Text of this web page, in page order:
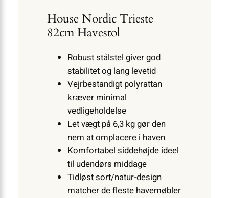
House Nordic Trieste
82cm Havestol
Robust stålstel giver god
stabilitet og lang levetid
Vejrbestandigt polyrattan
kræver minimal
vedligeholdelse
Let vægt på 6,3 kg gør den
nem at omplacere i haven
Komfortabel siddehøjde ideel
til udendørs middage
Tidløst sort/natur-design
matcher de fleste havemøbler